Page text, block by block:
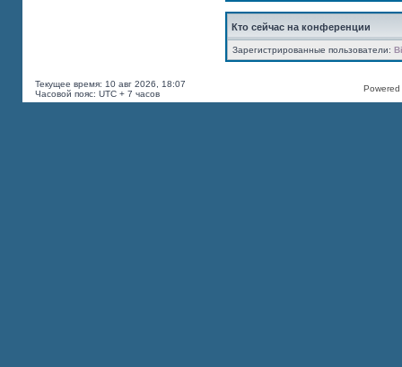
Кто сейчас на конференции
Зарегистрированные пользователи:
Текущее время: 10 авг 2026, 18:07
Часовой пояс: UTC + 7 часов